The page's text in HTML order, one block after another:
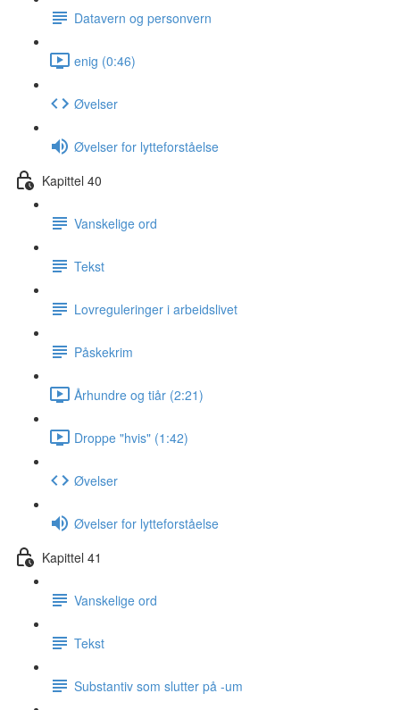
Datavern og personvern
enig (0:46)
Øvelser
Øvelser for lytteforståelse
Kapittel 40
Vanskelige ord
Tekst
Lovreguleringer i arbeidslivet
Påskekrim
Århundre og tiår (2:21)
Droppe "hvis" (1:42)
Øvelser
Øvelser for lytteforståelse
Kapittel 41
Vanskelige ord
Tekst
Substantiv som slutter på -um